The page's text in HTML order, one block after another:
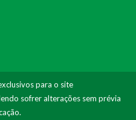
para o site
sofrer alterações sem prévia